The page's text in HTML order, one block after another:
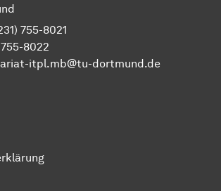
755-8021
755-8022
itpl.mb@tu-dortmund.de